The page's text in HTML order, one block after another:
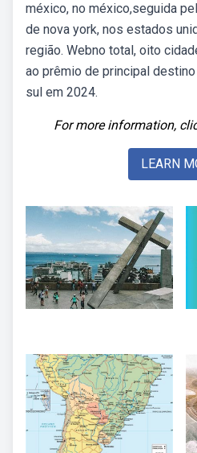
méxico, no méxico,seguida
de nova york, nos estados
região. Webno total, oito
ao prêmio de principal
sul em 2024.
For more information,
LEARN